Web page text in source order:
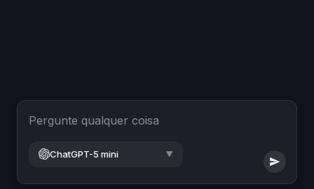
Pergunte qualquer coisa
ChatGPT-5 mini ▼